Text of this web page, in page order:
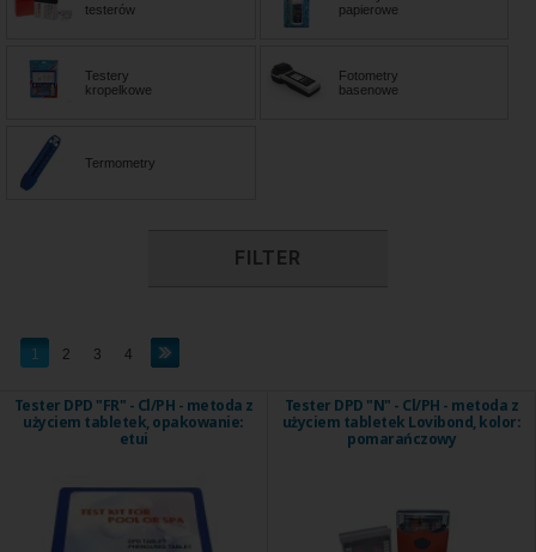
testerów
papierowe
Testery
kropelkowe
Fotometry
basenowe
Termometry
FILTER
1 2 3 4
Tester DPD "FR" - Cl/PH - metoda z
użyciem tabletek, opakowanie:
etui
Tester DPD "N" - Cl/PH - metoda z
użyciem tabletek Lovibond, kolor:
pomarańczowy